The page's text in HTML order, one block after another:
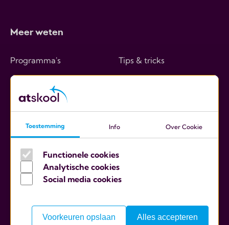
Meer weten
Programma's
Hoe werkt het
Kosten
Scholen
Tips & tricks
Algemene voorwaarden
Toestemming Info Over Cookie
Functionele cookies
Analytische cookies
Social media cookies
Voorkeuren opslaan Alles accepteren